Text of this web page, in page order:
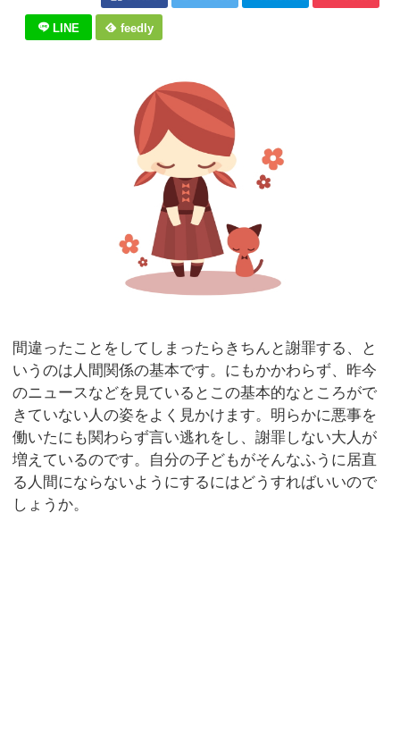
LINE feedly
間違ったことをしてしまったらきちんと謝罪する、と
いうのは人間関係の基本です。にもかかわらず、昨今
のニュースなどを見ているとこの基本的なところがで
きていない人の姿をよく見かけます。明らかに悪事を
働いたにも関わらず言い逃れをし、謝罪しない大人が
増えているのです。自分の子どもがそんなふうに居直
る人間にならないようにするにはどうすればいいので
しょうか。